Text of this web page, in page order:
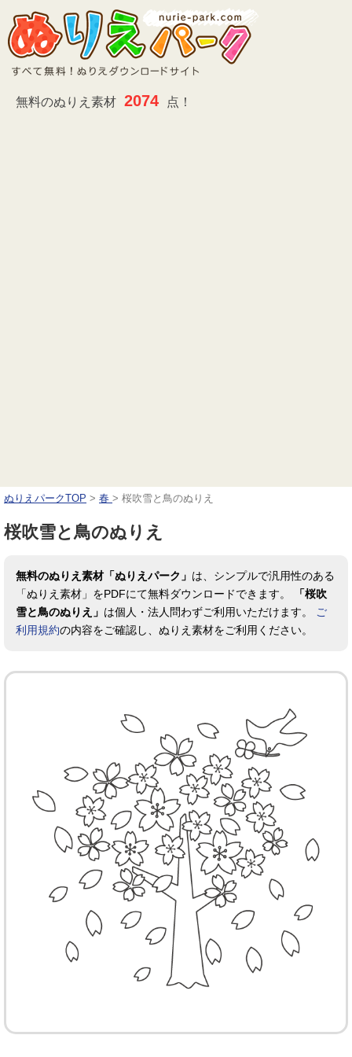
無料のぬりえ素材 2074 点！
ぬりえパークTOP > 春 > 桜吹雪と鳥のぬりえ
桜吹雪と鳥のぬりえ
無料のぬりえ素材「ぬりえパーク」 は、シンプルで汎用性のある
「ぬりえ素材」をPDFにて無料ダウンロードできます。
「桜吹
雪と鳥のぬりえ」 は個人・法人問わずご利用いただけます。
ご
利用規約の内容をご確認し、ぬりえ素材をご利用ください。